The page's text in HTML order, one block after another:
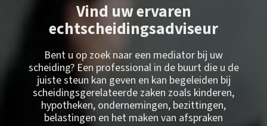
Vind uw ervaren
echtscheidingsadviseur
Bent u op zoek naar een mediator bij uw
scheiding? Een professional in de buurt die u de
juiste steun kan geven en kan begeleiden bij
scheidingsgerelateerde zaken zoals kinderen,
hypotheken, ondernemingen, bezittingen,
belastingen en het maken van afspraken